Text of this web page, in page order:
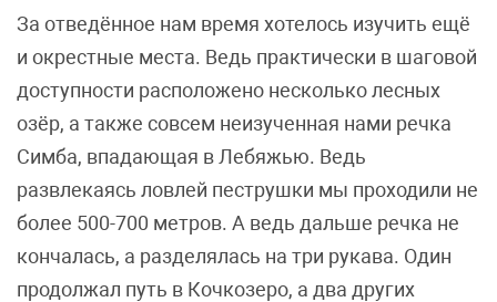
За отведённое нам время хотелось изучить ещё
и окрестные места. Ведь практически в шаговой
доступности расположено несколько лесных
озёр, а также совсем неизученная нами речка
Симба, впадающая в Лебяжью. Ведь
развлекаясь ловлей пеструшки мы проходили не
более 500-700 метров. А ведь дальше речка не
кончалась, а разделялась на три рукава. Один
продолжал путь в Кочкозеро, а два других